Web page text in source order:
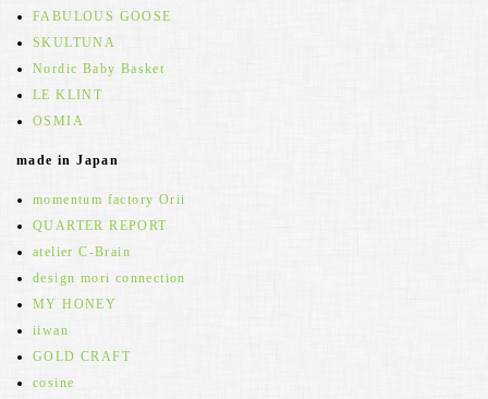
FABULOUS GOOSE
SKULTUNA
Nordic Baby Basket
LE KLINT
OSMIA
made in Japan
momentum factory Orii
QUARTER REPORT
atelier C-Brain
design mori connection
MY HONEY
iiwan
GOLD CRAFT
cosine